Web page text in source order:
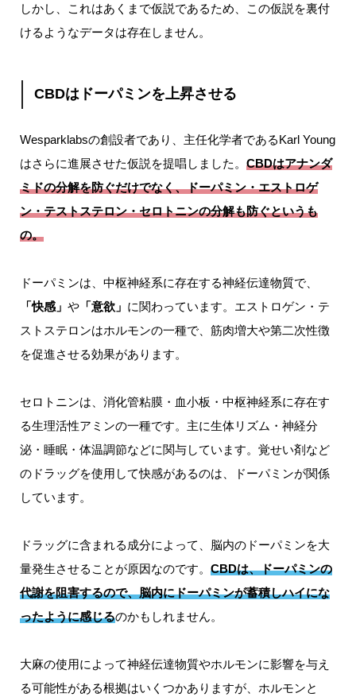
しかし、これはあくまで仮説であるため、この仮説を裏付
けるようなデータは存在しません。
CBDはドーパミンを上昇させる
Wesparklabsの創設者であり、主任化学者であるKarl Young
はさらに進展させた仮説を提唱しました。 CBDはアナンダ
ミドの分解を防ぐだけでなく、ドーパミン・エストロゲ
ン・テストステロン・セロトニンの分解も防ぐというも
の。
ドーパミンは、中枢神経系に存在する神経伝達物質で、
「快感」 や「意欲」 に関わっています。エストロゲン・テ
ストステロンはホルモンの一種で、筋肉増大や第二次性徴
を促進させる効果があります。
セロトニンは、消化管粘膜・血小板・中枢神経系に存在す
る生理活性アミンの一種です。主に生体リズム・神経分
泌・睡眠・体温調節などに関与しています。覚せい剤など
のドラッグを使用して快感があるのは、ドーパミンが関係
しています。
ドラッグに含まれる成分によって、脳内のドーパミンを大
量発生させることが原因なのです。 CBDは、ドーパミンの
代謝を阻害するので、脳内にドーパミンが蓄積しハイにな
ったように感じるのかもしれません。
大麻の使用によって神経伝達物質やホルモンに影響を与え
る可能性がある根拠はいくつかありますが、ホルモンと